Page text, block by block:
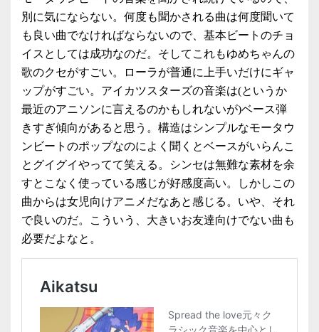
別に気にならない。何度も聞かされる曲は何度聞いて
も良い曲でなければならないので、基本ビートのチョ
イスとしては成功なのだ。そしてこれもゆめちゃんの
歌のクセがすごい。ローラが普通に上手いだけにギャ
ップがすごい。アイカツスターズの音楽は(というか
最近のアニソンに言えるのかもしれないが)ベース弾
きすぎ傾向があると思う。構造はシンプルなモータウ
ンビートのポップなのによく聞くとベースがいらんこ
とグイグイやってて笑える。シンセは無難な素材を余
すとこなく使っている感じが好感度高い。しかしこの
曲からは女児向けアニメだなあと感じる。いや、それ
で良いのだ。こういう、大きいお友達向けでない曲も
必要だよなと。